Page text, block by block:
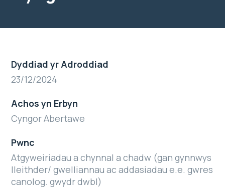
Dyddiad yr Adroddiad
23/12/2024
Achos yn Erbyn
Cyngor Abertawe
Pwnc
Atgyweiriadau a chynnal a chadw (gan gynnwys
lleithder/ gwelliannau ac addasiadau e.e. gwres
canolog. gwydr dwbl)